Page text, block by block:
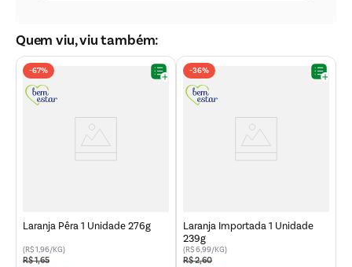
Quem viu, viu também:
-67%
Laranja Pêra 1 Unidade 276g
(R$ 1,96/KG)
R$1,65
-36%
Laranja Importada 1 Unidade
239g
(R$ 6,99/KG)
R$2,60